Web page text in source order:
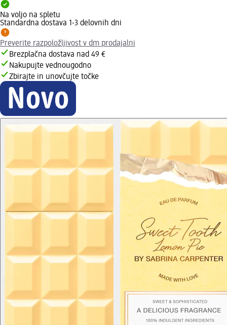
Na voljo na spletu
Standardna dostava 1-3 delovnih dni
Preverite razpoložljivost v dm prodajalni
Brezplačna dostava nad 49 €
Nakupujte vednougodno
Zbirajte in unovčujte točke